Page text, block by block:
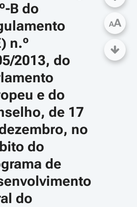
B do
n.º
2013, do
e do
de 17
no
do
de
do
AA